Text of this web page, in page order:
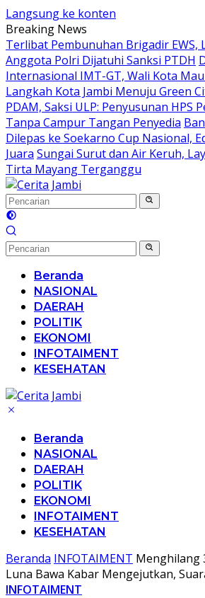
Langsung ke konten
Breaking News
Terlibat Pembunuhan Brigadir EWS,
Anggota Polri Dijatuhi Sanksi PTDH
Internasional IMT-GT, Wali Kota
Langkah Kota Jambi Menuju Green
PDAM, Saksi ULP: Penyusunan HPS
Tanpa Campur Tangan Penyedia
Dilepas ke Soekarno Cup Nasional,
Juara Sungai Surut dan Air Keruh,
Tirta Mayang Terganggu
Beranda
NASIONAL
DAERAH
POLITIK
EKONOMI
INFOTAIMENT
KESEHATAN
Beranda
NASIONAL
DAERAH
POLITIK
EKONOMI
INFOTAIMENT
KESEHATAN
Beranda INFOTAIMENT Menghilang
Luna Bawa Kabar Mengejutkan,
INFOTAIMENT